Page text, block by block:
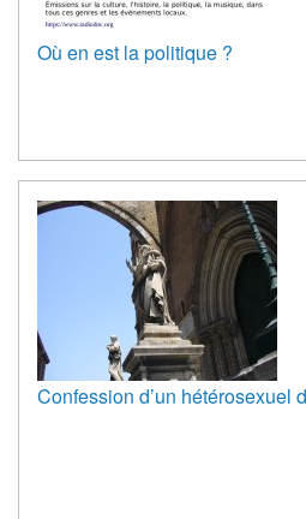
Où en est la politique ?
Confession d’un hétérosexuel